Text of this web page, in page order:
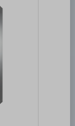
41.200